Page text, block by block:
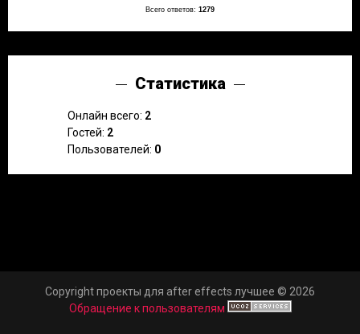
Всего ответов: 1279
Статистика
Онлайн всего: 2
Гостей: 2
Пользователей: 0
Copyright проекты для after effects лучшее © 2026
Обращение к пользователям